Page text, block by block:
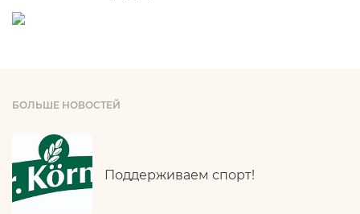
БОЛЬШЕ НОВОСТЕЙ
Поддерживаем спорт!